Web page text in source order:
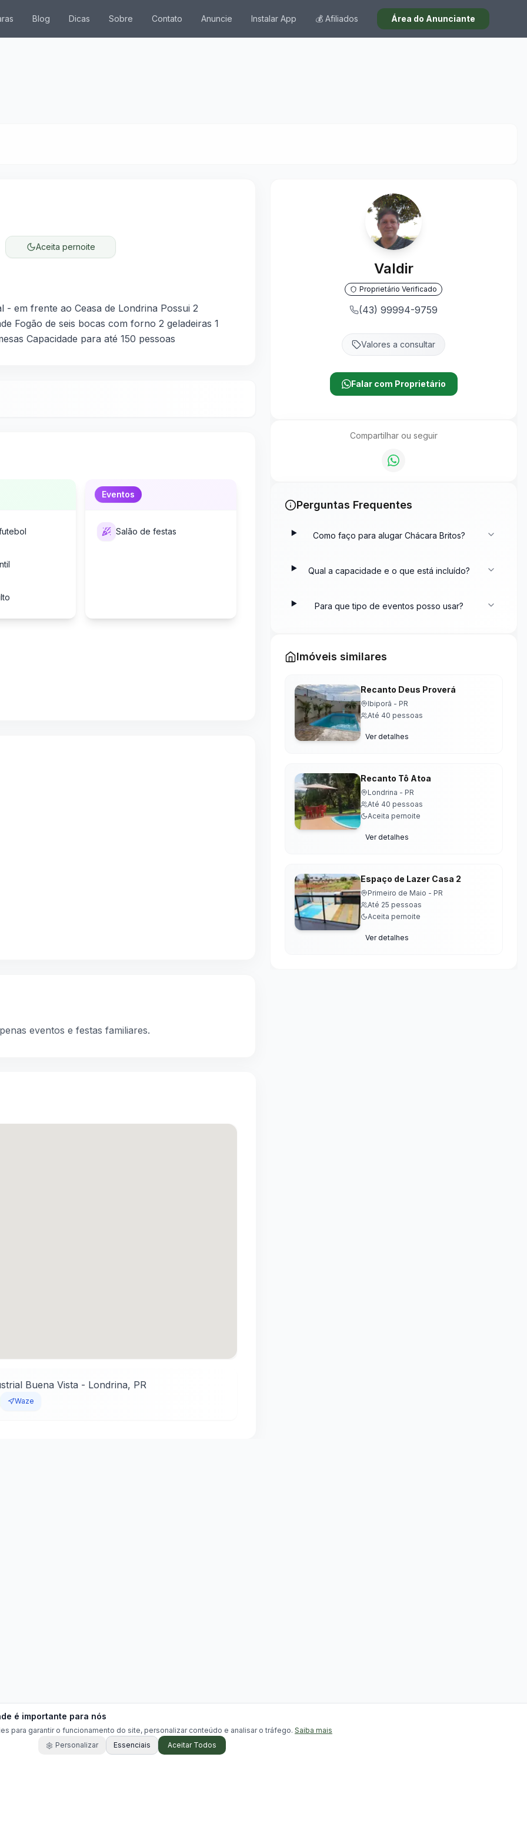
Blog Dicas Sobre Contato Anuncie Instalar App 💰 Afiliados Área do Anunciante
chácara. Pressione Enter ou Espaço para selecionar uma imagem.
Aceita pernoite
em frente ao Ceasa de Londrina Possui 2
Fogão de seis bocas com forno 2 geladeiras 1
Capacidade para até 150 pessoas
Eventos
Salão de festas
eventos e festas familiares.
Buena Vista - Londrina, PR
Waze
Valdir
Proprietário Verificado
(43) 99994-9759
Valores a consultar
Falar com Proprietário
Compartilhar ou seguir
Perguntas Frequentes
Como faço para alugarChácara Britos?
Qual a capacidade e o que está incluído?
Para que tipo de eventos posso usar?
Imóveis similares
Recanto Deus Proverá
Ibiporã - PR
Até 40 pessoas
Ver detalhes
Recanto Tô Atoa
Londrina - PR
Até 40 pessoas
Aceita pernoite
Ver detalhes
Espaço de Lazer Casa 2
Primeiro de Maio - PR
Até 25 pessoas
Aceita pernoite
Ver detalhes
é importante para nós
para garantir o funcionamento do site, personalizar conteúdo e analisar o tráfego. Saiba mais
Personalizar
Essenciais Aceitar Todos